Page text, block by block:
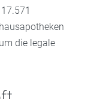
die legale